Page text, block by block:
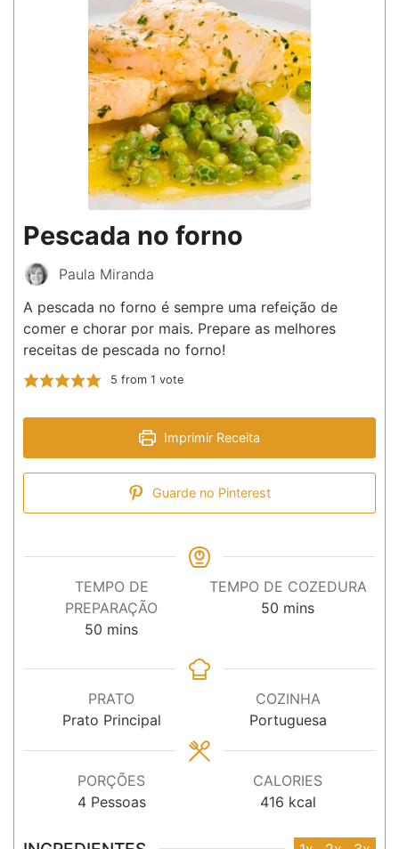
Pescada no forno
Paula Miranda
A pescada no forno é sempre uma refeição de
comer e chorar por mais. Prepare as melhores
receitas de pescada no forno!
5 from 1 vote
Imprimir Receita
Guarde no Pinterest
TEMPO DE
PREPARAÇÃO
50 minutos
mins
TEMPO DE COZEDURA
50 minutos
mins
PRATO
Prato Principal
COZINHA
Portuguesa
PORÇÕES
4 Pessoas
CALORIES
416 kcal